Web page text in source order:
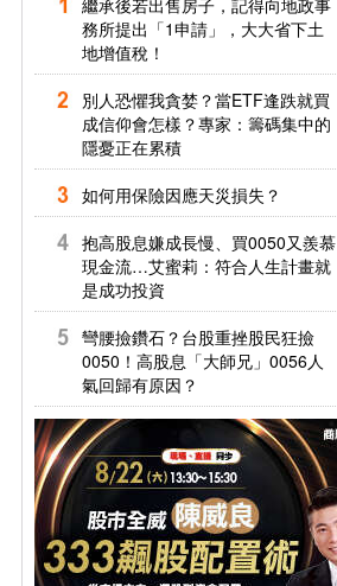
繼承後若出售房子，記得向地政事
務所提出「1申請」，大大省下土
地增值稅！
別人恐懼我貪婪？當ETF逢跌就買
成信仰會怎樣？專家：籌碼集中的
隱憂正在累積
如何用保險因應天災損失？
抱高股息嫌成長慢、買0050又羨慕
現金流…艾蜜莉：符合人生計畫就
是成功投資
彎腰撿鑽石？台股重挫股民狂撿
0050！高股息「大師兄」0056人
氣回歸有原因？